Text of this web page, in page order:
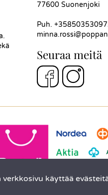
77600 Suonenjoki
Puh.
Seuraa meitä
verkkosivu käyttää